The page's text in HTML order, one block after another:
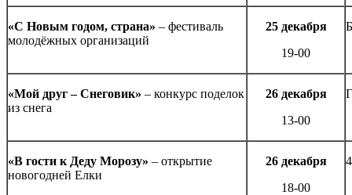
«С Новым годом, страна» – фестиваль
молодёжных организаций
25 декабря
19-00
«Мой друг – Снеговик» – конкурс поделок
из снега
26 декабря
13-00
«В гости к Деду Морозу» – открытие
новогодней Елки
26 декабря
18-00